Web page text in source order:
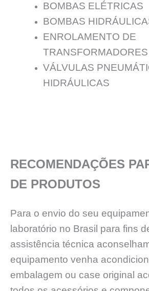
BOMBAS ELÉTRICAS
BOMBAS
ENROLAMENTO DE
VÁLVULAS
HIDRÁULICAS
RECOMENDAÇÕES
DE PRODUTOS
Para o envio do seu
laboratório no Brasil para fins
assistência técnica
equipamento venha
embalagem ou case original